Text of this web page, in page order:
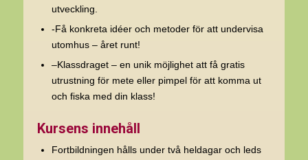
utveckling.
-Få konkreta idéer och metoder för att undervisa
utomhus – året runt!
–Klassdraget – en unik möjlighet att få gratis
utrustning för mete eller pimpel för att komma ut
och fiska med din klass!
Kursens innehåll
Fortbildningen hålls under två heldagar och leds